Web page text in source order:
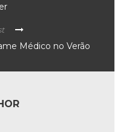
Médico no Verão